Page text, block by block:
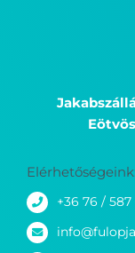
+36 76 / 587